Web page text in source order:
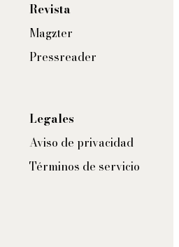
Revista
Magzter
Pressreader
Legales
Aviso de privacidad
Términos de servicio